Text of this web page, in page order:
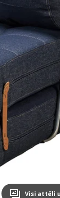
Visi attēli